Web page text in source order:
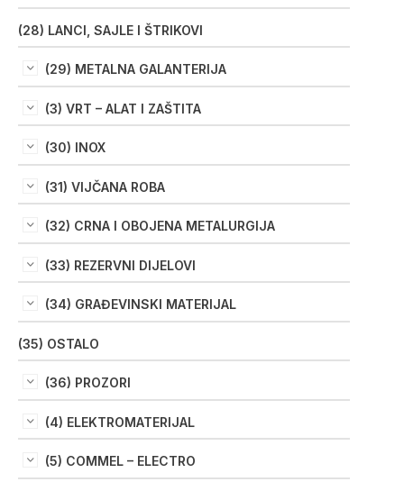
(28) LANCI, SAJLE I ŠTRIKOVI
(29) METALNA GALANTERIJA
(3) VRT – ALAT I ZAŠTITA
(30) INOX
(31) VIJČANA ROBA
(32) CRNA I OBOJENA METALURGIJA
(33) REZERVNI DIJELOVI
(34) GRAĐEVINSKI MATERIJAL
(35) OSTALO
(36) PROZORI
(4) ELEKTROMATERIJAL
(5) COMMEL – ELECTRO